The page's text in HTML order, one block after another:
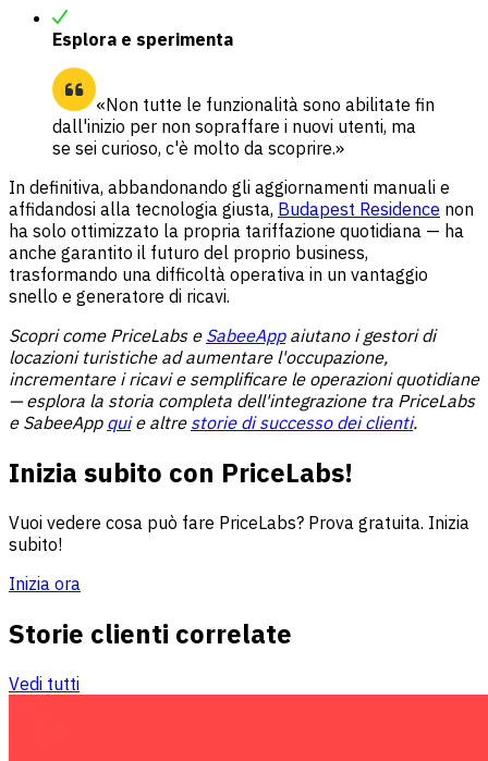
Esplora e sperimenta
«Non tutte le funzionalità sono abilitate fin
dall'inizio per non sopraffare i nuovi utenti, ma
se sei curioso, c'è molto da scoprire.»
In definitiva, abbandonando gli aggiornamenti manuali e
affidandosi alla tecnologia giusta, Budapest Residence non
ha solo ottimizzato la propria tariffazione quotidiana — ha
anche garantito il futuro del proprio business,
trasformando una difficoltà operativa in un vantaggio
snello e generatore di ricavi.
Scopri come PriceLabs e SabeeApp aiutano i gestori di
locazioni turistiche ad aumentare l'occupazione,
incrementare i ricavi e semplificare le operazioni quotidiane
— esplora la storia completa dell'integrazione tra PriceLabs
e SabeeApp qui e altre storie di successo dei clienti.
Inizia subito con PriceLabs!
Vuoi vedere cosa può fare PriceLabs? Prova gratuita. Inizia
subito!
Inizia ora
Storie clienti correlate
Vedi tutti